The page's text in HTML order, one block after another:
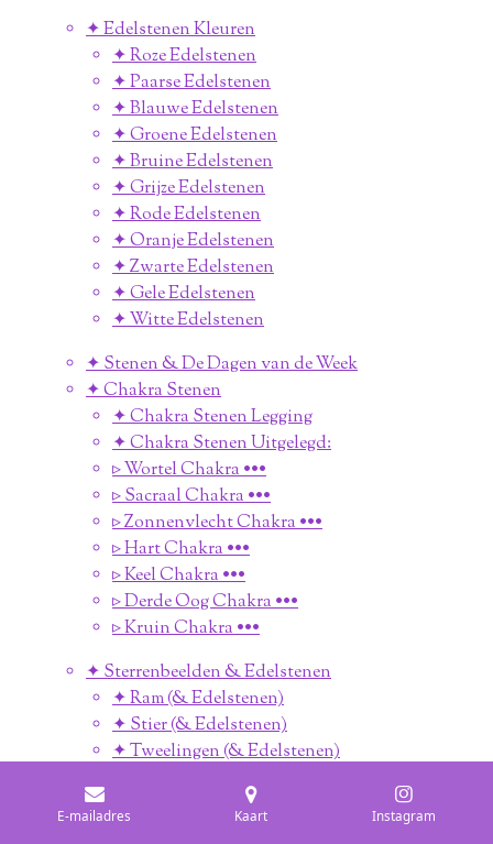
✦ Edelstenen Kleuren
✦ Roze Edelstenen
✦ Paarse Edelstenen
✦ Blauwe Edelstenen
✦ Groene Edelstenen
✦ Bruine Edelstenen
✦ Grijze Edelstenen
✦ Rode Edelstenen
✦ Oranje Edelstenen
✦ Zwarte Edelstenen
✦ Gele Edelstenen
✦ Witte Edelstenen
✦ Stenen & De Dagen van de Week
✦ Chakra Stenen
✦ Chakra Stenen Legging
✦ Chakra Stenen Uitgelegd:
▹ Wortel Chakra •••
▹ Sacraal Chakra •••
▹ Zonnenvlecht Chakra •••
▹ Hart Chakra •••
▹ Keel Chakra •••
▹ Derde Oog Chakra •••
▹ Kruin Chakra •••
✦ Sterrenbeelden & Edelstenen
✦ Ram (& Edelstenen)
✦ Stier (& Edelstenen)
✦ Tweelingen (& Edelstenen)
✦ Leeuw (& Edelstenen)
E-mailadres Kaart Instagram